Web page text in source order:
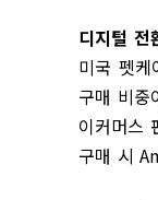
디지털 전
미국 펫
구매 비
이커머스
구매 시